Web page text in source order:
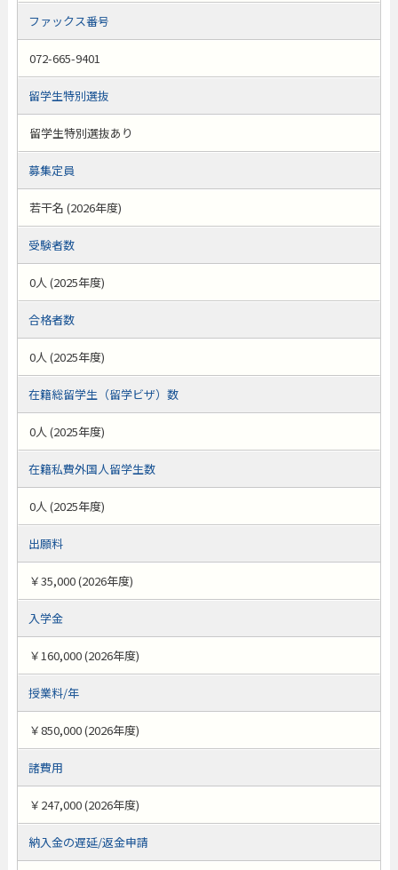
ファックス番号
072-665-9401
留学生特別選抜
留学生特別選抜あり
募集定員
若干名 (2026年度)
受験者数
0人 (2025年度)
合格者数
0人 (2025年度)
在籍総留学生（留学ビザ）数
0人 (2025年度)
在籍私費外国人留学生数
0人 (2025年度)
出願料
￥35,000 (2026年度)
入学金
￥160,000 (2026年度)
授業料/年
￥850,000 (2026年度)
諸費用
￥247,000 (2026年度)
納入金の遅延/返金申請